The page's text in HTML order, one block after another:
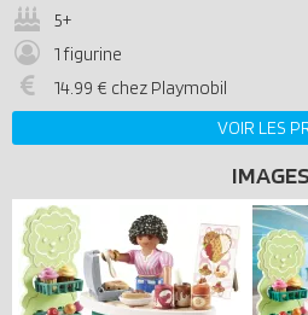
5+
1 figurine
14.99 € chez Playmobil
VOIR LES
IMAGES